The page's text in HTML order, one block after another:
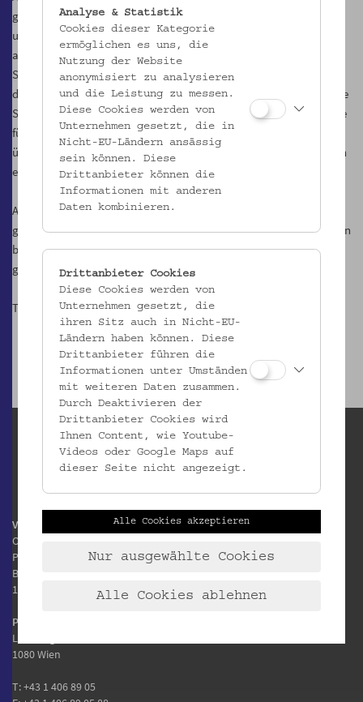
glanzvoller Feste. Im 19. Jahrhundert wurde das Gebäude auf
unterschiedlichste Art genutzt. Es diente als Theater, als Gasthaus,
als Bierhalle für Couleurstudenten, als Turnsaal, beherbergte eine
Sargtischlerei, eine Fassbinderwerkstätte, das Oberlandesgericht,
die Oberstaatsanwaltschaft, das Deutschmeisterschützenkorps, die
Städtische Straßenreinigung und von 1872 bis 1897 die Hochschule
für Bodenkultur. 1917 wurde das Palais dem Verein für Volkskunde
überlassen, 1920 konnte das Museum hier seine Schausammlungen
eröffnen.
Auf unserem Rundgang durch das Gartenpalais Schönborn
gelangen wir vom Kräutergarten in den Wirtschaftstrakt des kleinen
barocken Schlosses. Über die ehemalige Küche und den Herdraum
geht es in die Beletage.
Treffpunkt: Foyer
Volkskundemuseum Wien
Otto Wagner Areal
Pavillon 1
Baumgartner Höhe 1
1140 Wien
Postanschrift:
Laudongasse 15-19
1080 Wien
T:+43 1 406 89 05
Analyse & Statistik
Cookies dieser Kategorie
ermöglichen es uns, die
Nutzung der Website
anonymisiert zu analysieren
und die Leistung zu messen.
Diese Cookies werden von
Unternehmen gesetzt, die in
Nicht-EU-Ländern ansässig
sein können. Diese
Drittanbieter können die
Informationen mit anderen
Daten kombinieren.
Drittanbieter Cookies
Diese Cookies werden von
Unternehmen gesetzt, die
ihren Sitz auch in Nicht-EU-
Ländern haben können. Diese
Drittanbieter führen die
Informationen unter Umständen
mit weiteren Daten zusammen.
Durch Deaktivieren der
Drittanbieter Cookies wird
Ihnen Content, wie Youtube-
Videos oder Google Maps auf
dieser Seite nicht angezeigt.
Alle Cookies akzeptieren
Nur ausgewählte Cookies
Alle Cookies ablehnen